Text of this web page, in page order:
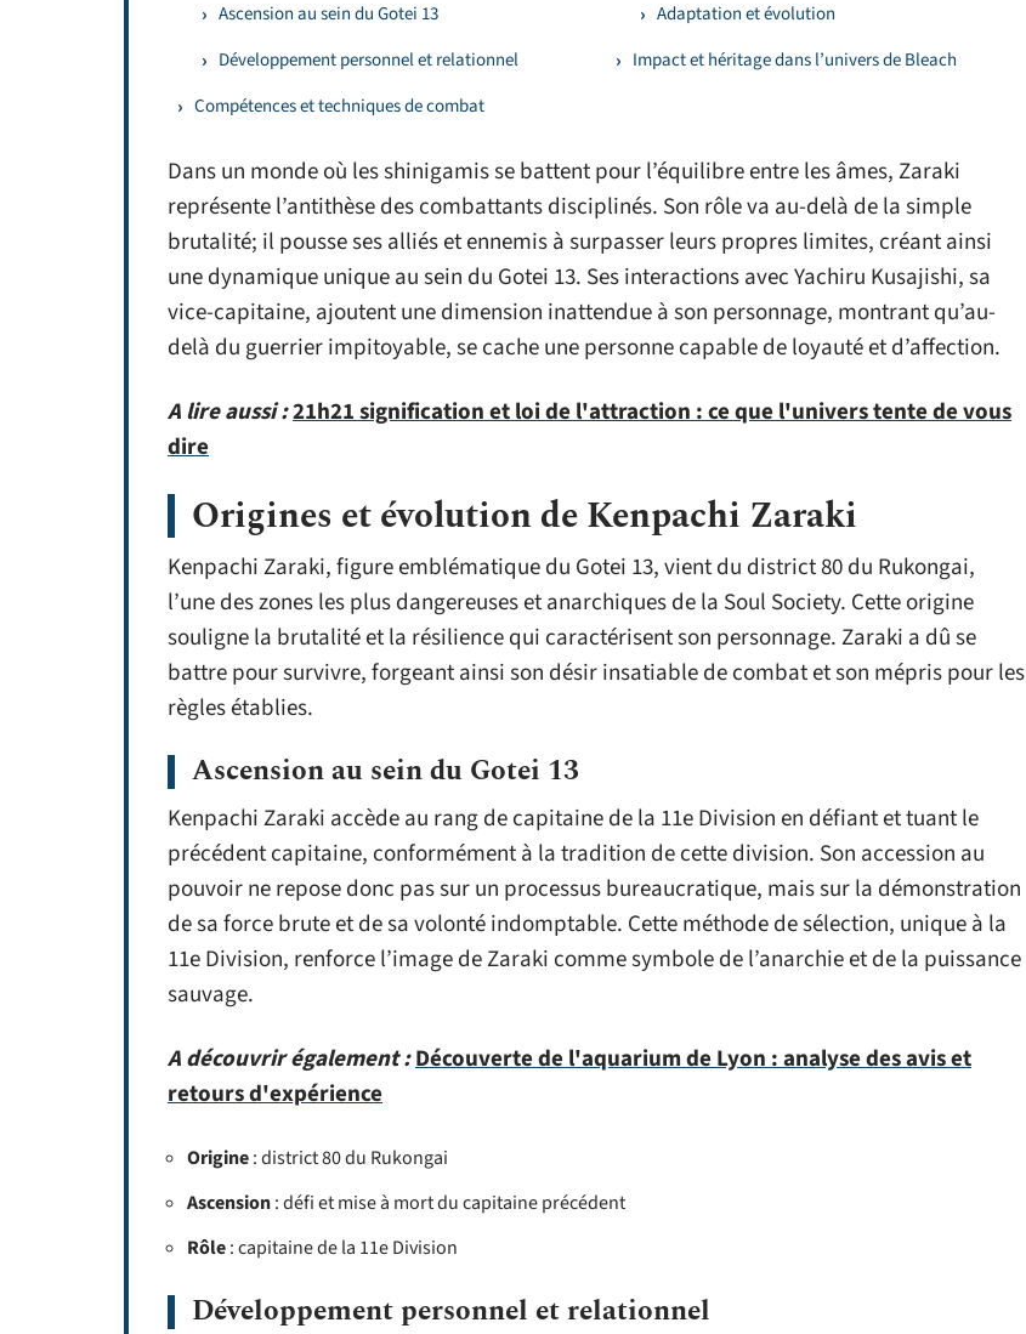
Ascension au sein du Gotei 13
Développement personnel et relationnel
Compétences et techniques de combat
Adaptation et évolution
Impact et héritage dans l’univers de Bleach
Dans un monde où les shinigamis se battent pour l’équilibre entre les âmes, Zaraki
représente l’antithèse des combattants disciplinés. Son rôle va au-delà de la simple
brutalité; il pousse ses alliés et ennemis à surpasser leurs propres limites, créant ainsi
une dynamique unique au sein du Gotei 13. Ses interactions avec Yachiru Kusajishi, sa
vice-capitaine, ajoutent une dimension inattendue à son personnage, montrant qu’au-
delà du guerrier impitoyable, se cache une personne capable de loyauté et d’affection.
A lire aussi :21h21 signification et loi de l'attraction : ce que l'univers tente de vous
dire
Origines et évolution de Kenpachi Zaraki
Kenpachi Zaraki, figure emblématique du Gotei 13, vient du district 80 du Rukongai,
l’une des zones les plus dangereuses et anarchiques de la Soul Society. Cette origine
souligne la brutalité et la résilience qui caractérisent son personnage. Zaraki a dû se
battre pour survivre, forgeant ainsi son désir insatiable de combat et son mépris pour les
règles établies.
Ascension au sein du Gotei 13
Kenpachi Zaraki accède au rang de capitaine de la 11e Division en défiant et tuant le
précédent capitaine, conformément à la tradition de cette division. Son accession au
pouvoir ne repose donc pas sur un processus bureaucratique, mais sur la démonstration
de sa force brute et de sa volonté indomptable. Cette méthode de sélection, unique à la
11e Division, renforce l’image de Zaraki comme symbole de l’anarchie et de la puissance
sauvage.
A découvrir également :Découverte de l'aquarium de Lyon : analyse des avis et
retours d'expérience
Origine: district 80 du Rukongai
Ascension: défi et mise à mort du capitaine précédent
Rôle: capitaine de la 11e Division
Développement personnel et relationnel